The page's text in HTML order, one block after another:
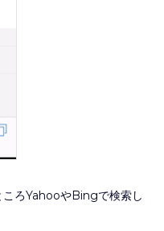
ろYahooやBingで検索し